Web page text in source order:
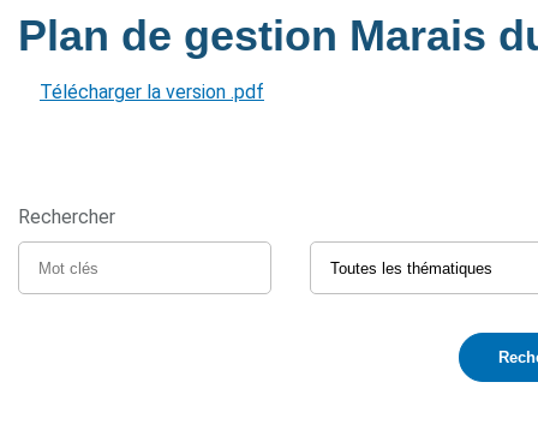
Plan de gestion Marais
Télécharger la version .pdf
Rechercher